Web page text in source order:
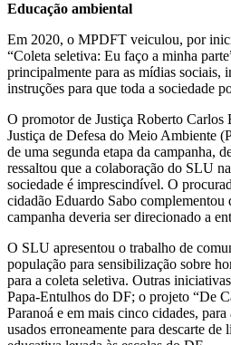
Educação ambiental
Em 2020, o MPDFT veiculou, por
“Coleta seletiva: Eu faço a minha
principalmente para as mídias sociais,
instruções para que toda a sociedade
O promotor de Justiça Roberto Carlos
Justiça de Defesa do Meio Ambiente
de uma segunda etapa da campanha,
ressaltou que a colaboração do SLU
sociedade é imprescindível. O
cidadão Eduardo Sabo complementou
campanha deveria ser direcionado a
O SLU apresentou o trabalho de
população para sensibilização sobre
para a coleta seletiva. Outras
Papa-Entulhos do DF; o projeto “De
Paranoá e em mais cinco cidades,
usados erroneamente para descarte de